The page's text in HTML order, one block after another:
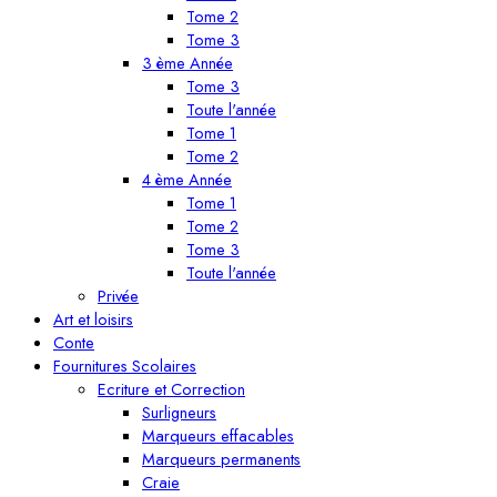
Tome 2
Tome 3
3 ème Année
Tome 3
Toute l'année
Tome 1
Tome 2
4 ème Année
Tome 1
Tome 2
Tome 3
Toute l'année
Privée
Art et loisirs
Conte
Fournitures Scolaires
Ecriture et Correction
Surligneurs
Marqueurs effacables
Marqueurs permanents
Craie